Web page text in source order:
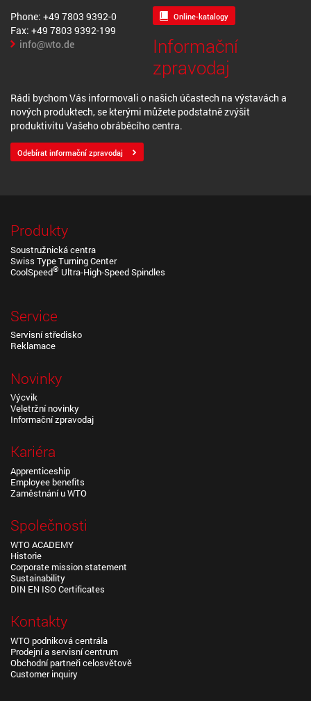
Phone: +49 7803 9392-0
Fax: +49 7803 9392-199
info@wto.de
Online-katalogy
Informační
zpravodaj
Rádi bychom Vás informovali o našich účastech na výstavách a
nových produktech, se kterými můžete podstatně zvýšit
produktivitu Vašeho obráběcího centra.
Odebírat informační zpravodaj
Produkty
Soustružnická centra
Swiss Type Turning Center
CoolSpeed® Ultra-High-Speed Spindles
Service
Servisní středisko
Reklamace
Novinky
Výcvik
Veletržní novinky
Informační zpravodaj
Kariéra
Apprenticeship
Employee benefits
Zaměstnání u WTO
Společnosti
WTO ACADEMY
Historie
Corporate mission statement
Sustainability
DIN EN ISO Certificates
Kontakty
WTO podniková centrála
Prodejní a servisní centrum
Obchodní partneři celosvětově
Customer inquiry